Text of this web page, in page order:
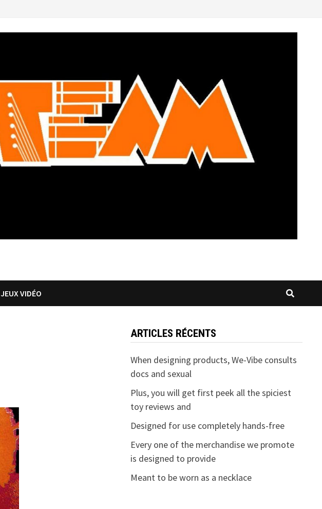
JEUX VIDÉO
ARTICLES RÉCENTS
When designing products, We-Vibe consults
docs and sexual
Plus, you will get first peek all the spiciest
toy reviews and
Designed for use completely hands-free
Every one of the merchandise we promote
is designed to provide
Meant to be worn as a necklace